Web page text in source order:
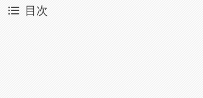
目次